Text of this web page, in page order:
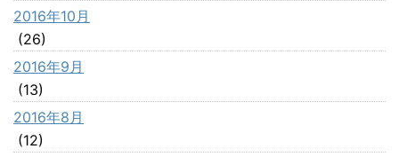
2016年10月
(26)
2016年9月
(13)
2016年8月
(12)